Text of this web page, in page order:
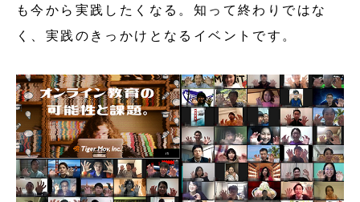
も今から実践したくなる。知って終わりではな
く、実践のきっかけとなるイベントです。